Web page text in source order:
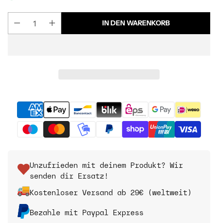
IN DEN WARENKORB
Unzufrieden mit deinem Produkt? Wir
senden dir Ersatz!
Kostenloser Versand ab 29€ (weltweit)
Bezahle mit Paypal Express